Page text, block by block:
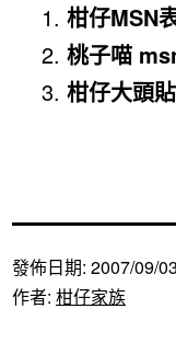
柑仔MSN
桃子喵
柑仔大頭
發佈日期: 2007/09/03
作者: 柑仔家族